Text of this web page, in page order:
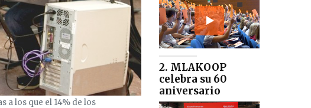
a los que el 14% de los
2. MLAKOOP
celebra su 60
aniversario